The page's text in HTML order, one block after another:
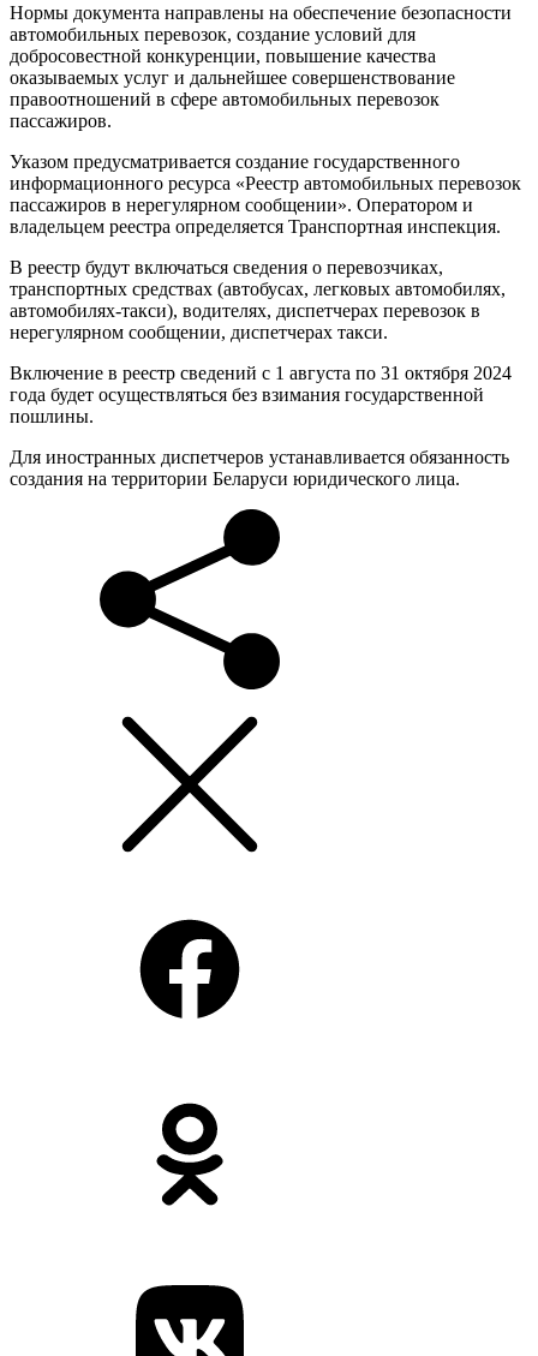
Нормы документа направлены на обеспечение безопасности
автомобильных перевозок, создание условий для
добросовестной конкуренции, повышение качества
оказываемых услуг и дальнейшее совершенствование
правоотношений в сфере автомобильных перевозок
пассажиров.
Указом предусматривается создание государственного
информационного ресурса «Реестр автомобильных перевозок
пассажиров в нерегулярном сообщении». Оператором и
владельцем реестра определяется Транспортная инспекция.
В реестр будут включаться сведения о перевозчиках,
транспортных средствах (автобусах, легковых автомобилях,
автомобилях-такси), водителях, диспетчерах перевозок в
нерегулярном сообщении, диспетчерах такси.
Включение в реестр сведений с 1 августа по 31 октября 2024
года будет осуществляться без взимания государственной
пошлины.
Для иностранных диспетчеров устанавливается обязанность
создания на территории Беларуси юридического лица.